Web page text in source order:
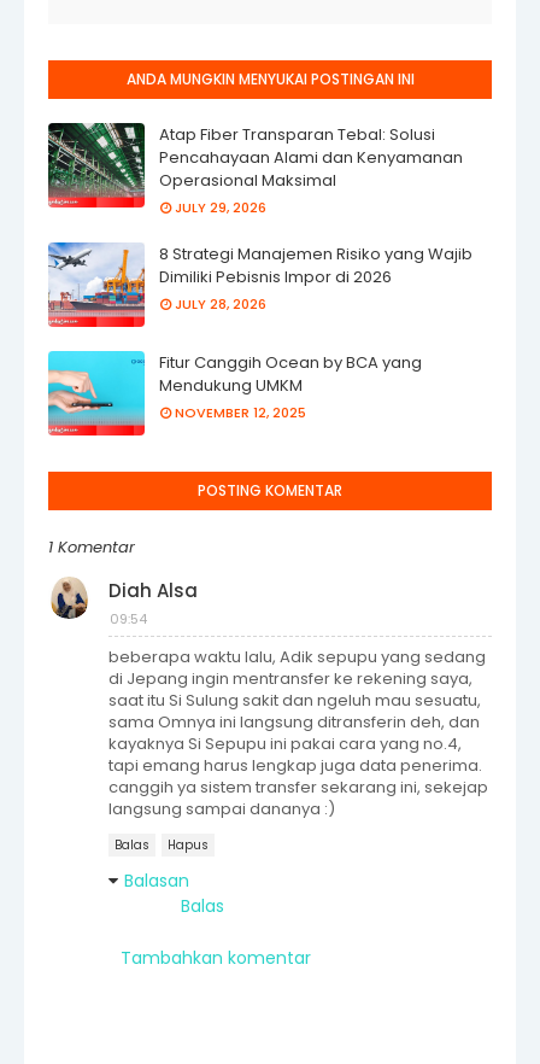
ANDA MUNGKIN MENYUKAI POSTINGAN INI
Atap Fiber Transparan Tebal: Solusi
Pencahayaan Alami dan Kenyamanan
Operasional Maksimal
JULY 29, 2026
8 Strategi Manajemen Risiko yang Wajib
Dimiliki Pebisnis Impor di 2026
JULY 28, 2026
Fitur Canggih Ocean by BCA yang
Mendukung UMKM
NOVEMBER 12, 2025
POSTING KOMENTAR
1 Komentar
Diah Alsa
09:54
beberapa waktu lalu, Adik sepupu yang sedang
di Jepang ingin mentransfer ke rekening saya,
saat itu Si Sulung sakit dan ngeluh mau sesuatu,
sama Omnya ini langsung ditransferin deh, dan
kayaknya Si Sepupu ini pakai cara yang no.4,
tapi emang harus lengkap juga data penerima.
canggih ya sistem transfer sekarang ini, sekejap
langsung sampai dananya :)
Balas Hapus
Balasan
Balas
Tambahkan komentar